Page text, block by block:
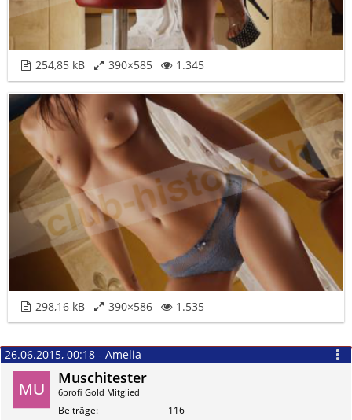
254,85 kB 390×585 1.345
298,16 kB 390×586 1.535
26.06.2015, 00:18 - Amelia
Muschitester
6profi Gold Mitglied
Beiträge
116